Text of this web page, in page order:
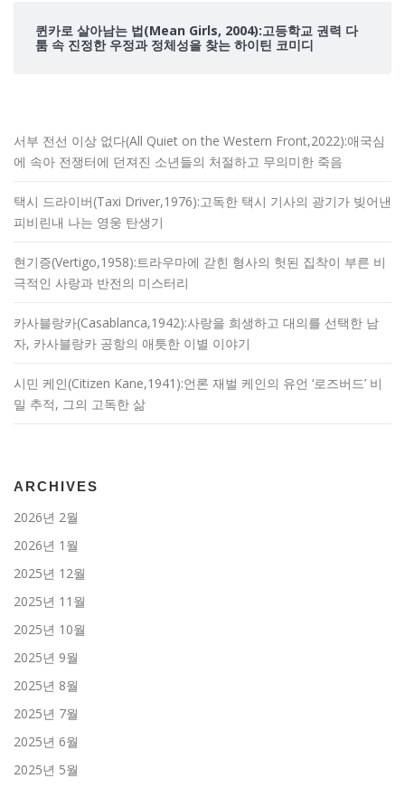
퀸카로 살아남는 법(Mean Girls, 2004):고등학교 권력 다
툼 속 진정한 우정과 정체성을 찾는 하이틴 코미디
서부 전선 이상 없다(All Quiet on the Western Front,2022):애국심
에 속아 전쟁터에 던져진 소년들의 처절하고 무의미한 죽음
택시 드라이버(Taxi Driver,1976):고독한 택시 기사의 광기가 빚어낸
피비린내 나는 영웅 탄생기
현기증(Vertigo,1958):트라우마에 갇힌 형사의 헛된 집착이 부른 비
극적인 사랑과 반전의 미스터리
카사블랑카(Casablanca,1942):사랑을 희생하고 대의를 선택한 남
자, 카사블랑카 공항의 애틋한 이별 이야기
시민 케인(Citizen Kane,1941):언론 재벌 케인의 유언 ‘로즈버드’ 비
밀 추적, 그의 고독한 삶
ARCHIVES
2026년 2월
2026년 1월
2025년 12월
2025년 11월
2025년 10월
2025년 9월
2025년 8월
2025년 7월
2025년 6월
2025년 5월